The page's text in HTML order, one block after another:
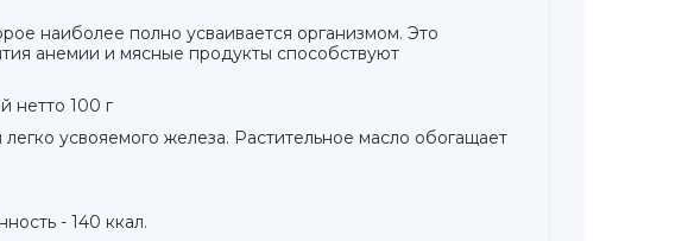
наиболее полно усваивается организмом. Это
анемии и мясные продукты способствуют
нетто 100 г
усвояемого железа. Растительное масло обогащает
- 140 ккал.